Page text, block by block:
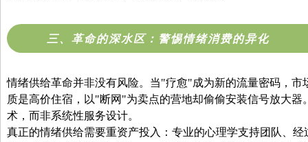
三、革命的深水区：警惕情绪消费的异化
情绪供给革命并非没有风险。当"疗愈"成为新的流量密码，
质是高价住宿，以"断网"为卖点的营地却偷偷安装信号放大
术，而非系统性服务设计。
真正的情绪供给需要重资产投入：专业的心理学支持团队、